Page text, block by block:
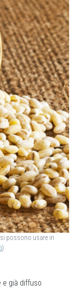
possono usare in
)
e già diffuso